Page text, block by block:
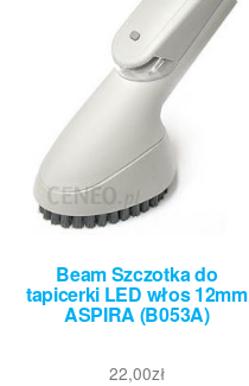
Beam Szczotka do
tapicerki LED włos 12mm
ASPIRA (B053A)
22,00zł